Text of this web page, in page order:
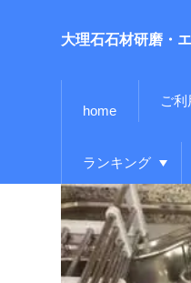
大理石石材研磨・
home
ご利
ランキング